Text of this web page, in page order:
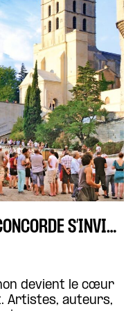
CET ÉTÉ, L’ESPRIT DE LA CONCORDE S’INVITE À AVIGNON
devient le cœur
Artistes, auteurs,